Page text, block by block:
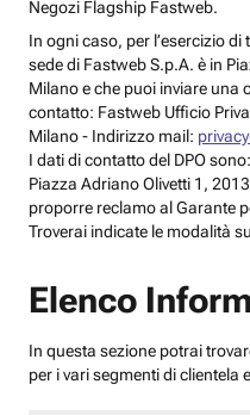
Negozi Flagship Fastweb.
In ogni caso, per l’esercizio
sede di Fastweb S.p.A. è in
Milano e che puoi inviare una
contatto: Fastweb Ufficio
Milano - Indirizzo mail:
I dati di contatto del DPO
Piazza Adriano Olivetti 1,
proporre reclamo al Garante
Troverai indicate le modalità
Elenco
In questa sezione potrai
per i vari segmenti di clientela